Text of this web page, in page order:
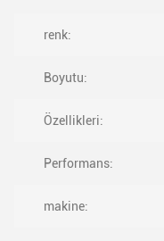
renk:
Boyutu:
Özellikleri:
Performans:
makine: